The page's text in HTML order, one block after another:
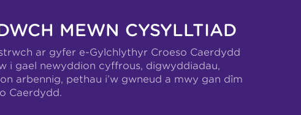
MEWN CYSYLLTIAD
ar gyfer e-Gylchlythyr Croeso Caerdydd
i gael newyddion cyffrous, digwyddiadau,
arbennig, pethau i’w gwneud a mwy gan dîm
Caerdydd.